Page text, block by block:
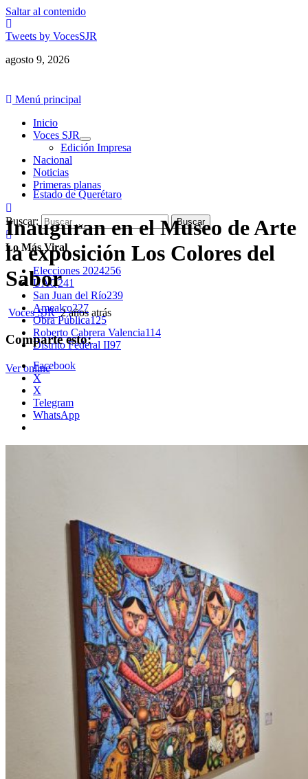
Saltar al contenido
Tweets by VocesSJR
agosto 9, 2026
Menú principal
Inicio
Voces SJR
Edición Impresa
Nacional
Noticias
Primeras planas
Buscar:
Lo Más Viral
Elecciones 2024256
UAQ241
San Juan del Río239
Amealco227
Obra Pública125
Roberto Cabrera Valencia114
Distrito Federal II97
Ver online
Estado de Querétaro
Inauguran en el Museo de Arte
la exposición Los Colores del
Sabor
Voces SJR2 años atrás
Comparte esto:
Facebook
X
X
Telegram
WhatsApp